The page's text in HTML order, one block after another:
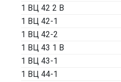
1 ВЦ 42 2 В
1 ВЦ 42-1
1 ВЦ 42-2
1 ВЦ 43 1 В
1 ВЦ 43-1
1 ВЦ 44-1